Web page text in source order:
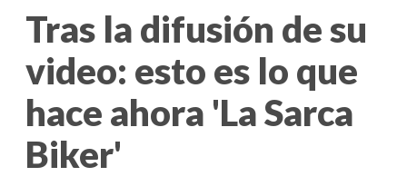
Tras la difusión de su
video: esto es lo que
hace ahora 'La Sarca
Biker'